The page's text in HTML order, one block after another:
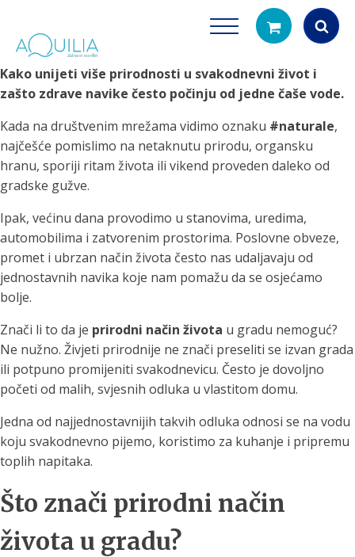
search
Kako unijeti više prirodnosti u svakodnevni život i
zašto zdrave navike često počinju od jedne čaše vode.
Kada na društvenim mrežama vidimo oznaku #naturale,
najčešće pomislimo na netaknutu prirodu, organsku
hranu, sporiji ritam života ili vikend proveden daleko od
gradske gužve.
Ipak, većinu dana provodimo u stanovima, uredima,
automobilima i zatvorenim prostorima. Poslovne obveze,
promet i ubrzan način života često nas udaljavaju od
jednostavnih navika koje nam pomažu da se osjećamo
bolje.
Znači li to da je prirodni način života u gradu nemoguć?
Ne nužno. Živjeti prirodnije ne znači preseliti se izvan grada
ili potpuno promijeniti svakodnevicu. Često je dovoljno
početi od malih, svjesnih odluka u vlastitom domu.
Jedna od najjednostavnijih takvih odluka odnosi se na vodu
koju svakodnevno pijemo, koristimo za kuhanje i pripremu
toplih napitaka.
Što znači prirodni način
života u gradu?
Tuš glave
filtriranje vode za tuširanje
Vrčevi za
Potpuno prijenosno
čistu vodu za